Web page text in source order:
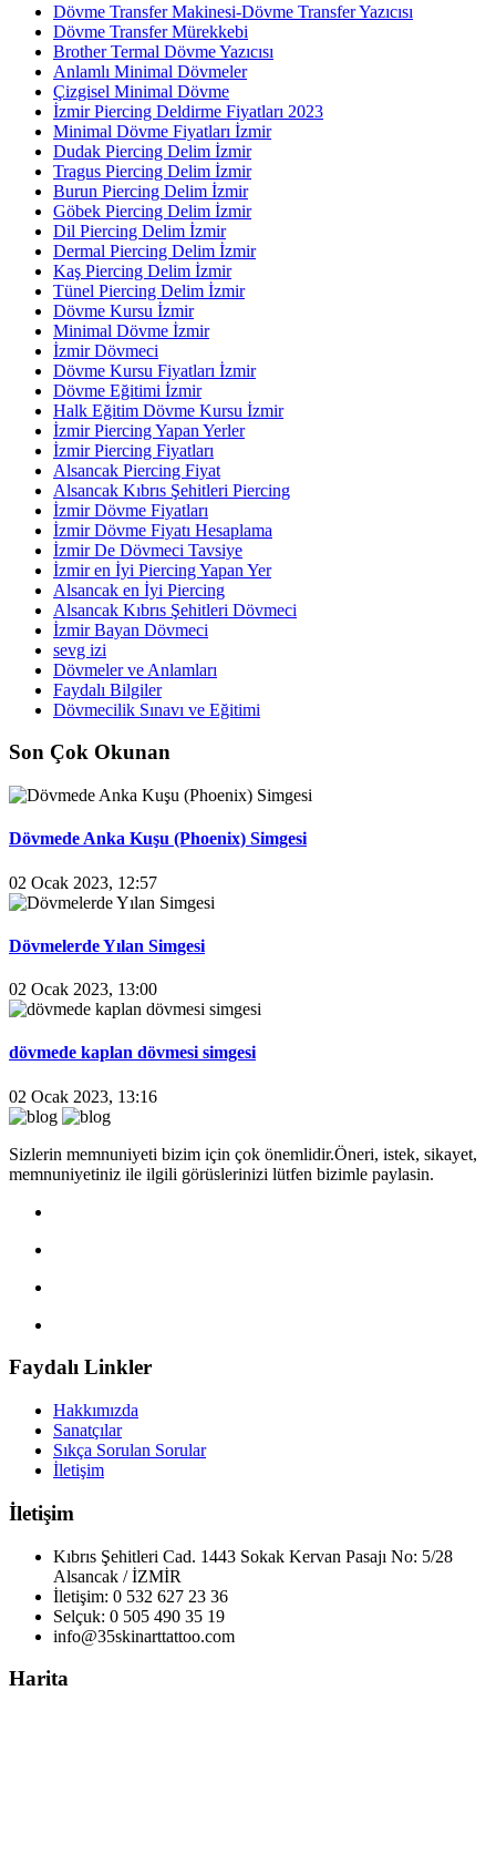
Dövme Transfer Makinesi-Dövme Transfer Yazıcısı
Dövme Transfer Mürekkebi
Brother Termal Dövme Yazıcısı
Anlamlı Minimal Dövmeler
Çizgisel Minimal Dövme
İzmir Piercing Deldirme Fiyatları 2023
Minimal Dövme Fiyatları İzmir
Dudak Piercing Delim İzmir
Tragus Piercing Delim İzmir
Burun Piercing Delim İzmir
Göbek Piercing Delim İzmir
Dil Piercing Delim İzmir
Dermal Piercing Delim İzmir
Kaş Piercing Delim İzmir
Tünel Piercing Delim İzmir
Dövme Kursu İzmir
Minimal Dövme İzmir
İzmir Dövmeci
Dövme Kursu Fiyatları İzmir
Dövme Eğitimi İzmir
Halk Eğitim Dövme Kursu İzmir
İzmir Piercing Yapan Yerler
İzmir Piercing Fiyatları
Alsancak Piercing Fiyat
Alsancak Kıbrıs Şehitleri Piercing
İzmir Dövme Fiyatları
İzmir Dövme Fiyatı Hesaplama
İzmir De Dövmeci Tavsiye
İzmir en İyi Piercing Yapan Yer
Alsancak en İyi Piercing
Alsancak Kıbrıs Şehitleri Dövmeci
İzmir Bayan Dövmeci
sevg izi
Dövmeler ve Anlamları
Faydalı Bilgiler
Dövmecilik Sınavı ve Eğitimi
Son Çok Okunan
Dövmede Anka Kuşu (Phoenix) Simgesi
02 Ocak 2023, 12:57
Dövmelerde Yılan Simgesi
02 Ocak 2023, 13:00
dövmede kaplan dövmesi simgesi
02 Ocak 2023, 13:16
Sizlerin memnuniyeti bizim için çok önemlidir.Öneri, istek, sikayet,
memnuniyetiniz ile ilgili görüslerinizi lütfen bizimle paylasin.
Faydalı Linkler
Hakkımızda
Sanatçılar
Sıkça Sorulan Sorular
İletişim
İletişim
Kıbrıs Şehitleri Cad. 1443 Sokak Kervan Pasajı No: 5/28
Alsancak / İZMİR
İletişim: 0 532 627 23 36
Selçuk: 0 505 490 35 19
info@35skinarttattoo.com
Harita